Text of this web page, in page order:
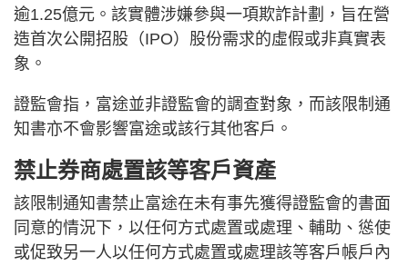
逾1.25億元。該實體涉嫌參與一項欺詐計劃，旨在營
造首次公開招股（IPO）股份需求的虛假或非真實表
象。
證監會指，富途並非證監會的調查對象，而該限制通
知書亦不會影響富途或該行其他客戶。
禁止券商處置該等客戶資產
該限制通知書禁止富途在未有事先獲得證監會的書面
同意的情況下，以任何方式處置或處理、輔助、慫使
或促致另一人以任何方式處置或處理該等客戶帳戶內